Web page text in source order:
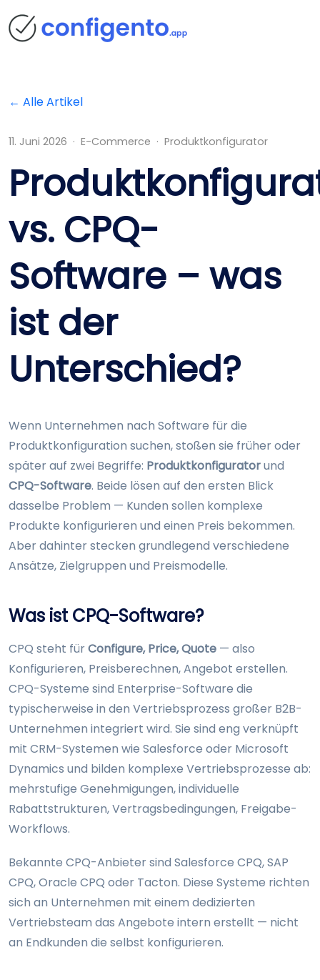
← Alle Artikel
11. Juni 2026 · E-Commerce · Produktkonfigurator
vs. CPQ-
Software – was
ist der
Unterschied?
Wenn Unternehmen nach Software für die
Produktkonfiguration suchen, stoßen sie früher oder
später auf zwei Begriffe: Produktkonfiguratorund
CPQ-Software. Beide lösen auf den ersten Blick
dasselbe Problem — Kunden sollen komplexe
Produkte konfigurieren und einen Preis bekommen.
Aber dahinter stecken grundlegend verschiedene
Ansätze, Zielgruppen und Preismodelle.
Was ist CPQ-Software?
CPQ steht fürConfigure, Price, Quote — also
Konfigurieren, Preisberechnen, Angebot erstellen.
CPQ-Systeme sind Enterprise-Software die
typischerweise in den Vertriebsprozess großer B2B-
Unternehmen integriert wird. Sie sind eng verknüpft
mit CRM-Systemen wie Salesforce oder Microsoft
Dynamics und bilden komplexe Vertriebsprozesse ab:
mehrstufige Genehmigungen, individuelle
Rabattstrukturen, Vertragsbedingungen, Freigabe-
Workflows.
Bekannte CPQ-Anbieter sind Salesforce CPQ, SAP
CPQ, Oracle CPQ oder Tacton. Diese Systeme richten
sich an Unternehmen mit einem dedizierten
Vertriebsteam das Angebote intern erstellt — nicht
an Endkunden die selbst konfigurieren.